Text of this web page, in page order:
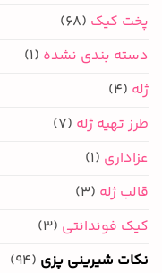
پخت کیک (68)
دسته بندی نشده (1)
ژله (4)
طرز تهیه ژله (7)
عزاداری (1)
قالب ژله (3)
کیک فوندانتی (3)
نکات شیرینی پزی (94)